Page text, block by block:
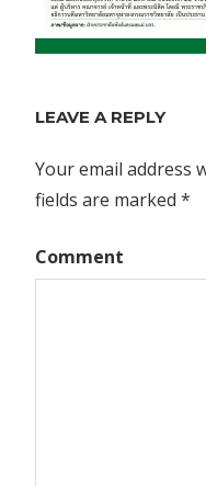
LEAVE A REPLY
Your email address
fields are marked *
Comment